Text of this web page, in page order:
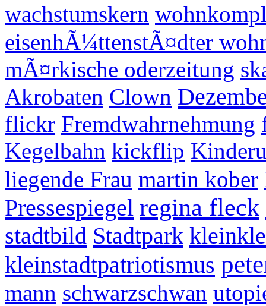
wachstumskern
eisenhÃ¼ttenstÃ¤dter
mÃ¤rkische oderzeitung
Akrobaten Clown
flickr Fremdwahrnehmung
Kegelbahn kickflip
liegende Frau martin kober
Pressespiegel regina fleck
stadtbild Stadtpark
kleinstadtpatriotismus
mann schwarzschwan